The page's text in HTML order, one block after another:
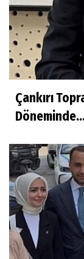
Çankırı